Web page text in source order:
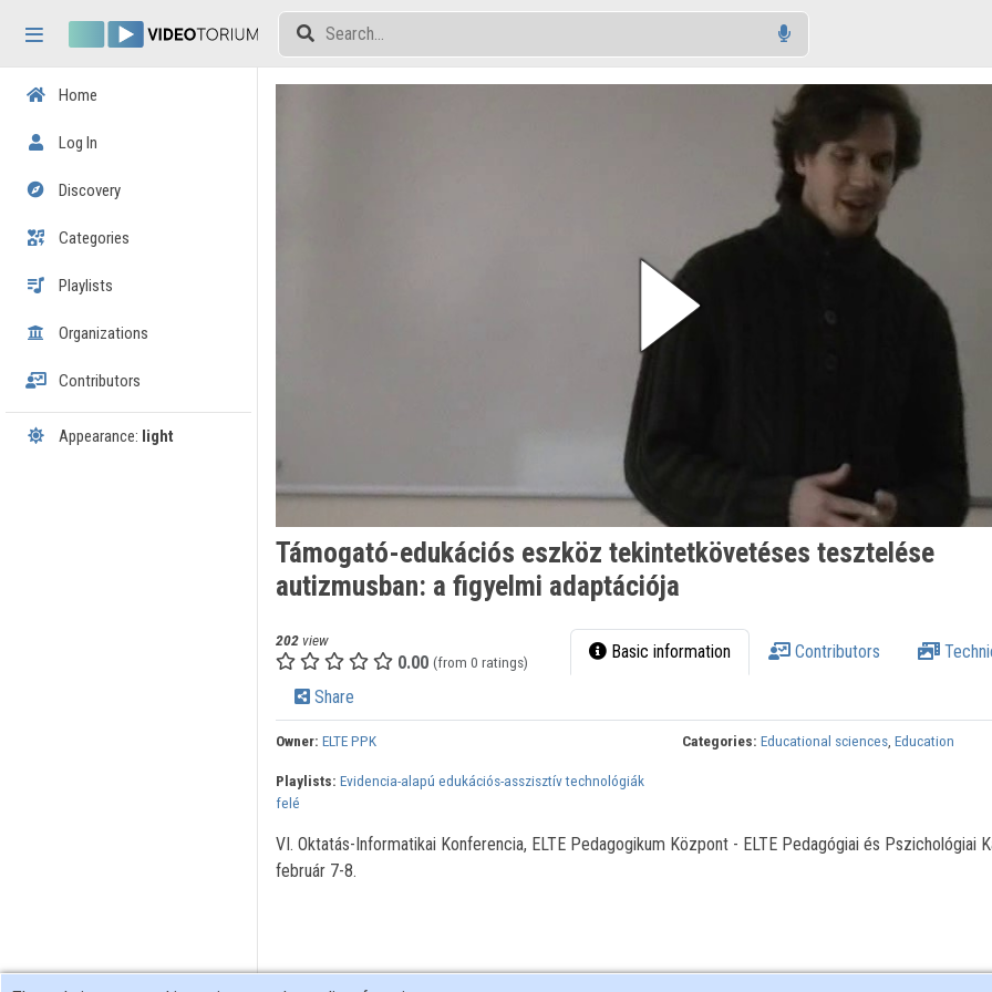
Home
Log In
Discovery
Categories
Playlists
Organizations
Contributors
Appearance: light
Támogató-edukációs eszköz tekintetkövetéses tesztelése
autizmusban: a figyelmi adaptációja
202view
0.00 (from 0 ratings) Basic information Contributors
Share
Owner: ELTE PPK Categories: Educational sciences,Education
Playlists: Evidencia-alapú edukációs-asszisztív technológiák
felé
VI. Oktatás-Informatikai Konferencia, ELTE Pedagogikum Központ - ELTE Pedagógiai és Pszichológiai
február 7-8.